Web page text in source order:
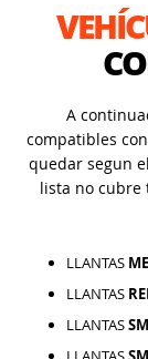
A
compatibles
quedar segun
lista no cubre
LLANTAS
LLANTAS
LLANTAS